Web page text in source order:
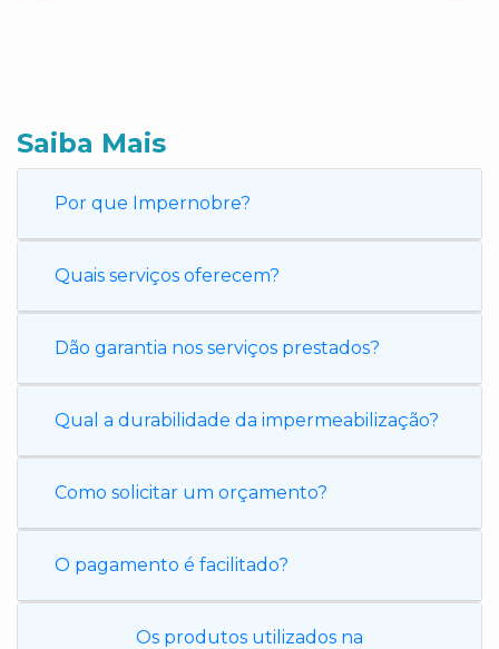
Saiba Mais
Por que Impernobre?
Quais serviços oferecem?
Dão garantia nos serviços prestados?
Qual a durabilidade da impermeabilização?
Como solicitar um orçamento?
O pagamento é facilitado?
Os produtos utilizados na